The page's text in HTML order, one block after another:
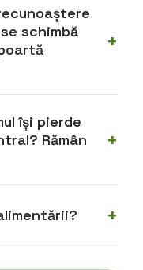
schimbă
își pierde
Rămân